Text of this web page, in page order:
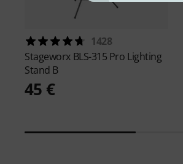
1428
Stageworx BLS-315 Pro Lighting
Stand B
45 €